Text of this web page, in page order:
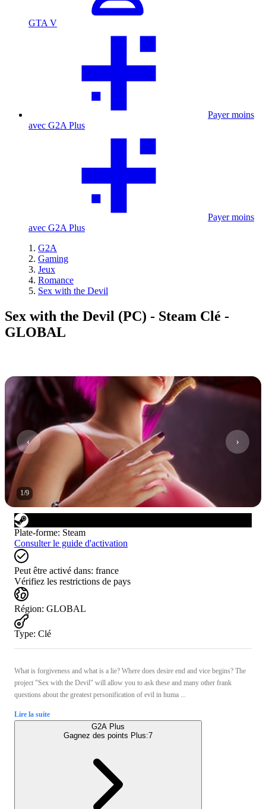
GTA V
Payer moins
avec G2A Plus
Payer moins
avec G2A Plus
G2A
Gaming
Jeux
Romance
Sex with the Devil
Sex with the Devil (PC) - Steam Clé -
GLOBAL
1/9
Plate-forme: Steam
Consulter le guide d'activation
Peut être activé dans: france
Vérifiez les restrictions de pays
Région: GLOBAL
Type: Clé
What is forgiveness and what is a lie? Where does desire end and vice begins? The
project "Sex with the Devil" will allow you to ask these and many other frank
questions about the greatest personification of evil in huma ...
Lire la suite
G2A Plus
Gagnez des points Plus:7